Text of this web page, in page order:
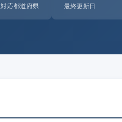
対応都道府県 最終更新日